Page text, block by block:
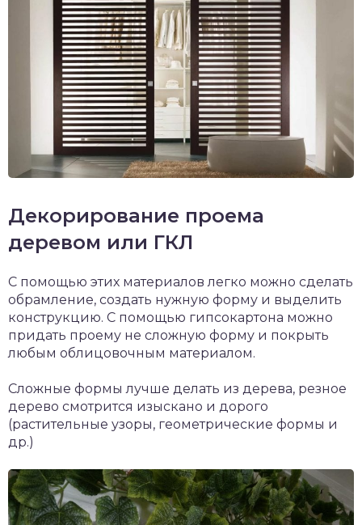
Декорирование проема
деревом или ГКЛ
С помощью этих материалов легко можно сделать
обрамление, создать нужную форму и выделить
конструкцию. С помощью гипсокартона можно
придать проему не сложную форму и покрыть
любым облицовочным материалом.
Сложные формы лучше делать из дерева, резное
дерево смотрится изыскано и дорого
(растительные узоры, геометрические формы и
др.)